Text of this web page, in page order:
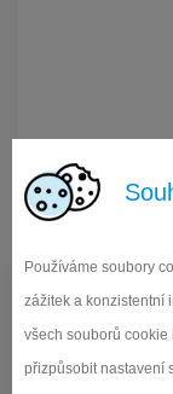
Používáme soubory
zážitek a konzistentní
všech souborů cookie
přizpůsobit nastavení
Elektronická